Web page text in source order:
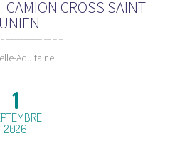
CAMION CROSS SAINT
Aquitaine
1
2026